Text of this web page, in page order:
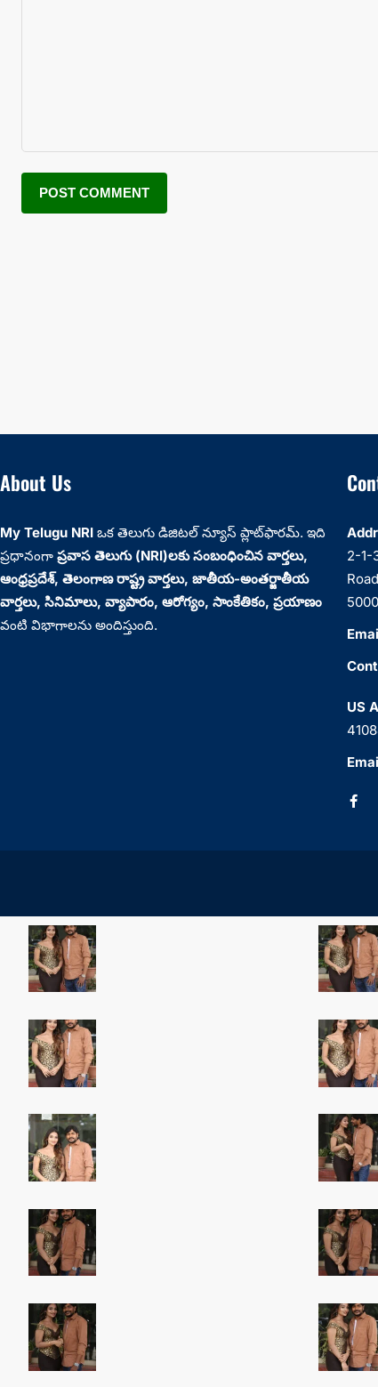
About Us
My Telugu NRI ఒక తెలుగు డిజిటల్ న్యూస్ ప్లాట్‌ఫారమ్. ఇది
ప్రధానంగా ప్రవాస తెలుగు (NRI)లకు సంబంధించిన వార్తలు,
ఆంధ్రప్రదేశ్‌, తెలంగాణ రాష్ట్ర వార్తలు, జాతీయ-అంతర్జాతీయ
వార్తలు, సినిమాలు, వ్యాపారం, ఆరోగ్యం, సాంకేతికం, ప్రయాణం
వంటి విభాగాలను అందిస్తుంది.
2-1-
US